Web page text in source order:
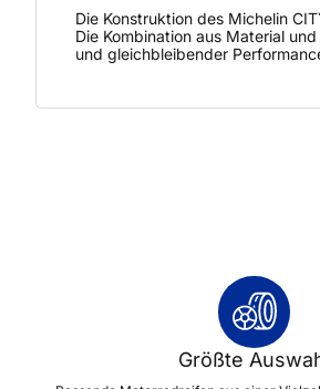
Die Konstruktion des Michelin
Die Kombination aus Material
und gleichbleibender
Größte